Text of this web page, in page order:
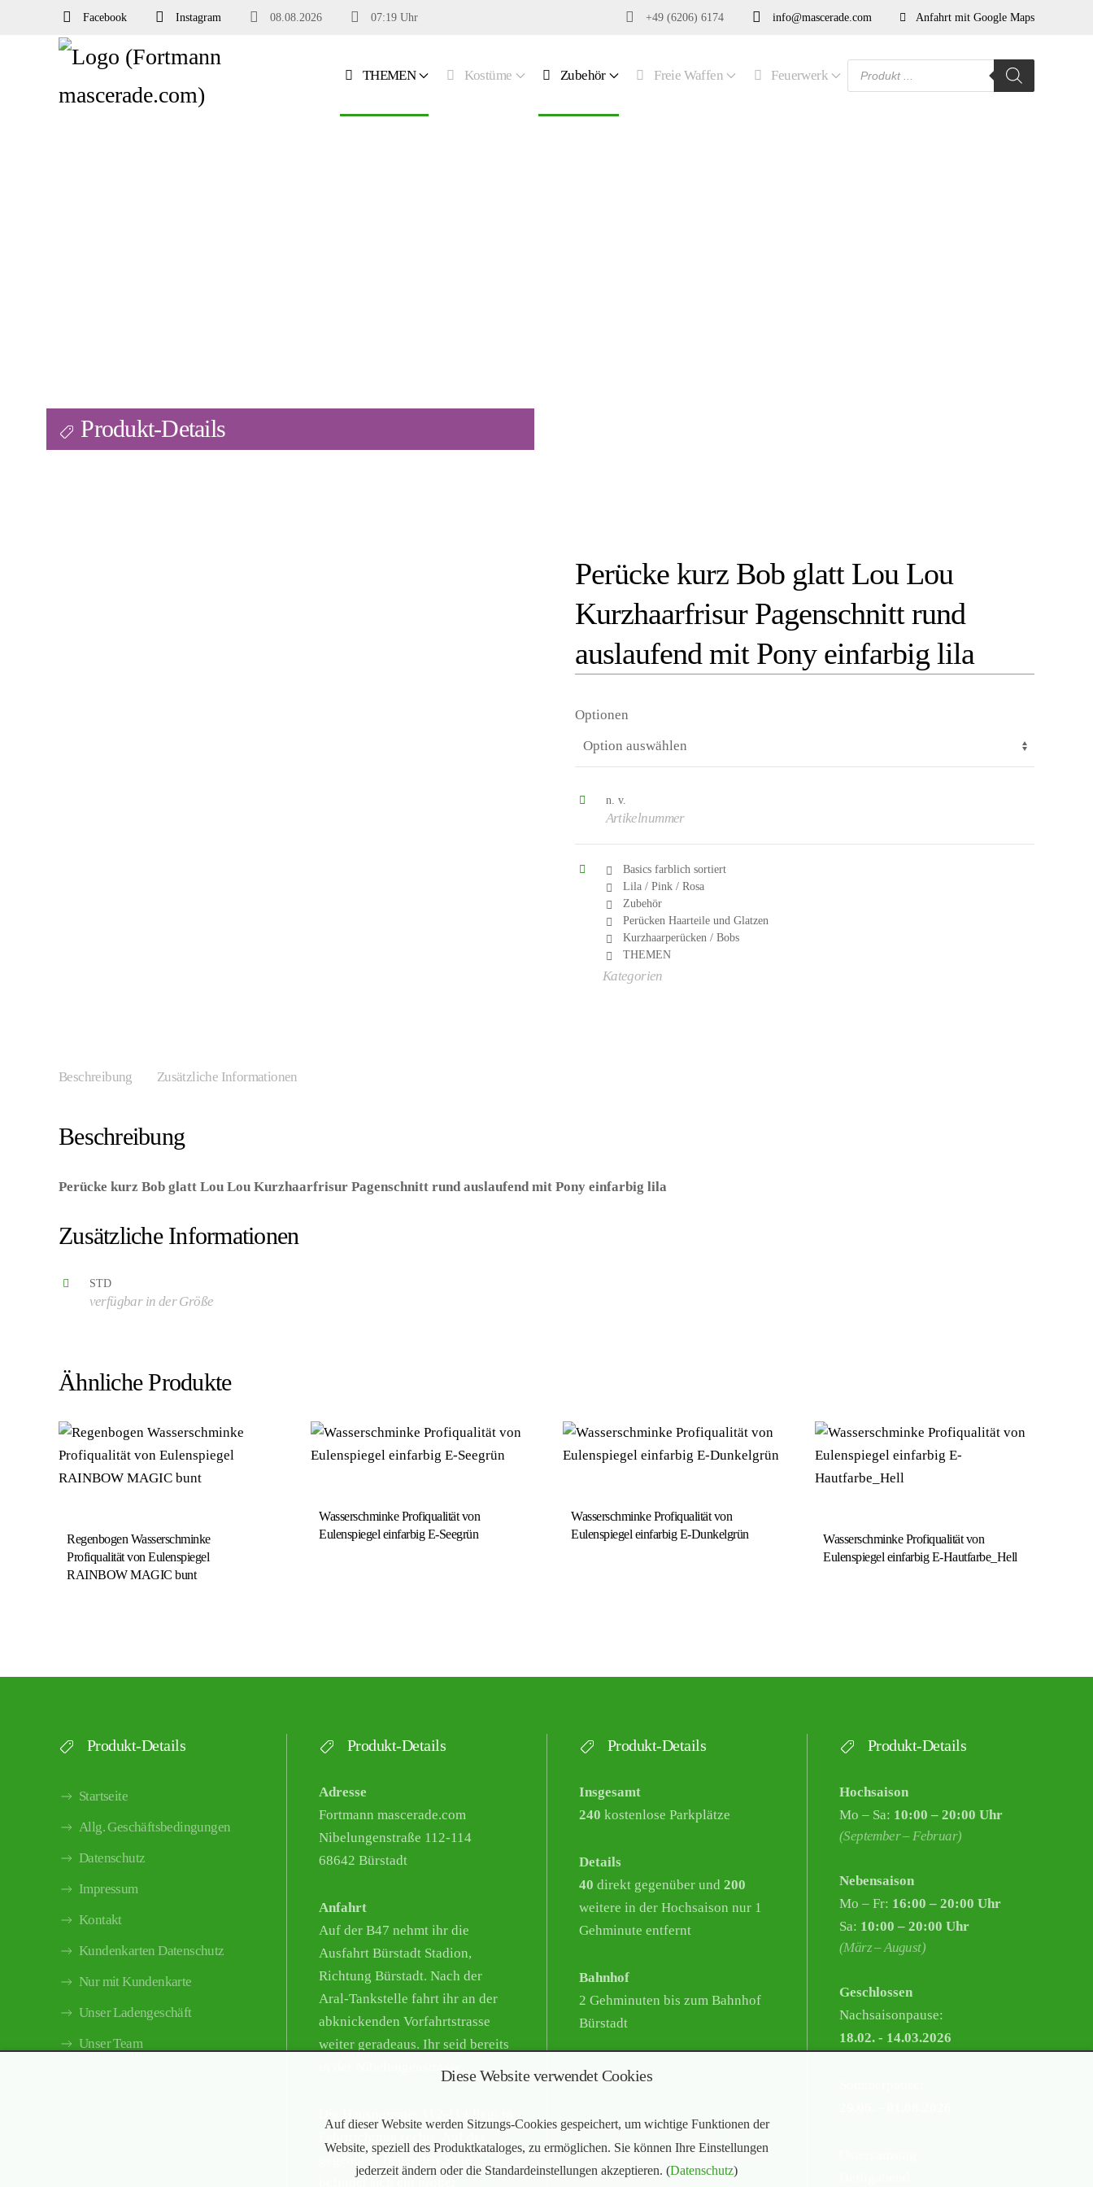
Facebook Instagram 08.08.2026 07:19 Uhr +49 (6206) 6174 info@mascerade.com Anfahrt mit Google Maps
THEMEN Kostüme Zubehör Freie Waffen Feuerwerk
Products
search
Produkt-Details
Perücke kurz Bob glatt Lou Lou
Kurzhaarfrisur Pagenschnitt rund
auslaufend mit Pony einfarbig lila
Optionen
n. v.
Artikelnummer
Basics farblich sortiert
Lila / Pink / Rosa
Zubehör
Perücken Haarteile und Glatzen
Kurzhaarperücken / Bobs
THEMEN
Kategorien
Beschreibung Zusätzliche Informationen
Beschreibung
Perücke kurz Bob glatt Lou Lou Kurzhaarfrisur Pagenschnitt rund auslaufend mit Pony einfarbig lila
Zusätzliche Informationen
STD
verfügbar in der Größe
Ähnliche Produkte
Regenbogen Wasserschminke
Profiqualität von Eulenspiegel
RAINBOW MAGIC bunt
Wasserschminke Profiqualität von
Eulenspiegel einfarbig E-Seegrün
Wasserschminke Profiqualität von
Eulenspiegel einfarbig E-Dunkelgrün
Wasserschminke Profiqualität von
Eulenspiegel einfarbig E-Hautfarbe_Hell
Produkt-Details
Startseite
Allg. Geschäftsbedingungen
Datenschutz
Impressum
Kontakt
Kundenkarten Datenschutz
Nur mit Kundenkarte
Unser Ladengeschäft
Unser Team
Produkt-Details
Adresse
Fortmann mascerade.com
Nibelungenstraße 112-114
68642 Bürstadt
Anfahrt
Auf der B47 nehmt ihr die
Ausfahrt Bürstadt Stadion,
Richtung Bürstadt. Nach der
Aral-Tankstelle fahrt ihr an der
abknickenden Vorfahrtstrasse
weiter geradeaus. Ihr seid bereits
in der Nibelungenstrasse.
gegenüber liegenden Seite
befindet sich ein großer
Produkt-Details
Insgesamt
240 kostenlose Parkplätze
Details
40 direkt gegenüber und 200
weitere in der Hochsaison nur 1
Gehminute entfernt
Bahnhof
2 Gehminuten bis zum Bahnhof
Bürstadt
Produkt-Details
Hochsaison
Mo – Sa: 10:00 – 20:00 Uhr
(September – Februar)
Nebensaison
Mo – Fr: 16:00 – 20:00 Uhr
Sa: 10:00 – 20:00 Uhr
(März – August)
Geschlossen
Nachsaisonpause:
18.02. - 14.03.2026
Diese Website verwendet Cookies
Auf dieser Website werden Sitzungs-Cookies gespeichert, um wichtige Funktionen der
Website, speziell des Produktkataloges, zu ermöglichen. Sie können Ihre Einstellungen
jederzeit ändern oder die Standardeinstellungen akzeptieren. (Datenschutz)